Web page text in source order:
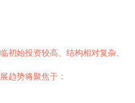
初始投资较高、结构相对复杂、
趋势将聚焦于：